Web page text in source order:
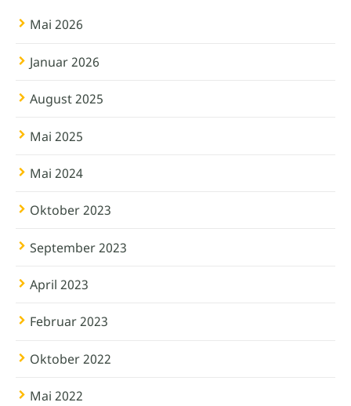
Mai 2026
Januar 2026
August 2025
Mai 2025
Mai 2024
Oktober 2023
September 2023
April 2023
Februar 2023
Oktober 2022
Mai 2022